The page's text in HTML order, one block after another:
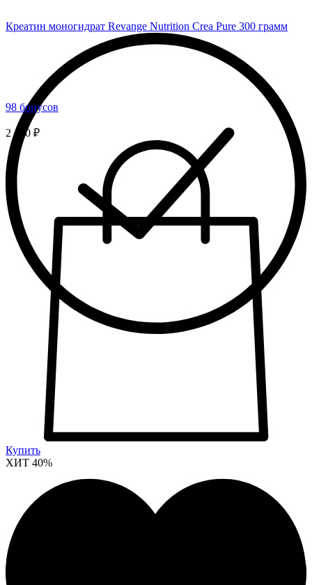
Креатин моногидрат Revange Nutrition Crea Pure 300 грамм
98 бонусов
2 450 ₽
Купить
ХИТ 40%